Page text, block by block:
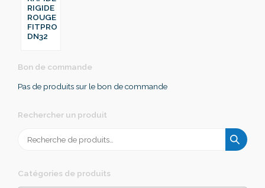
RIGIDE
ROUGE
FITPRO
DN32
Bon de commande
Pas de produits sur le bon de commande
Rechercher un produit
pour :
Catégories de produits